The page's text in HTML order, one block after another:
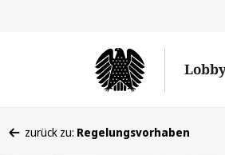
befinden
zurück zu: Regelungsvorhaben